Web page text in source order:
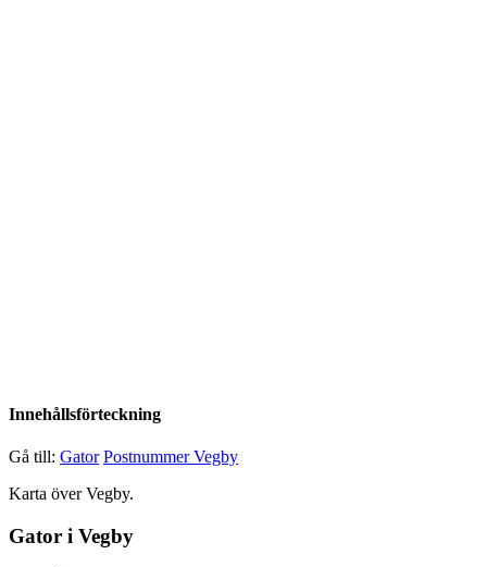
Innehållsförteckning
Gå till: Gator Postnummer Vegby
Karta över Vegby.
Gator i Vegby